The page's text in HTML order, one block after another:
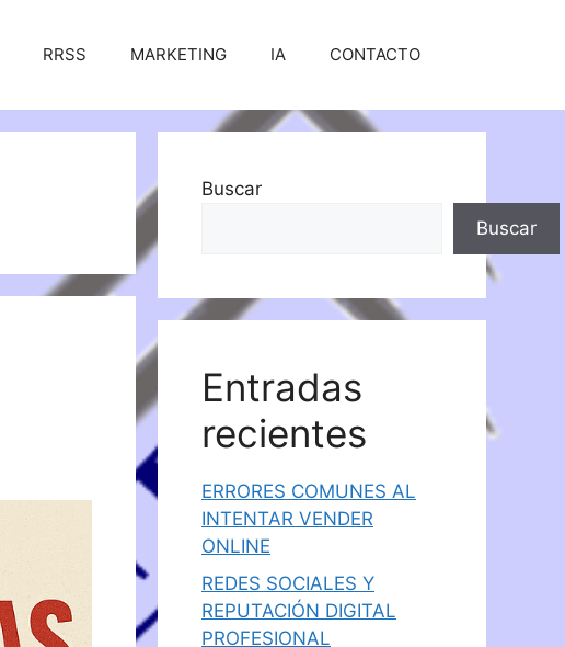
RRSS MARKETING IA CONTACTO
Buscar
Buscar
Entradas
recientes
ERRORES COMUNES AL
INTENTAR VENDER
ONLINE
REDES SOCIALES Y
REPUTACIÓN DIGITAL
PROFESIONAL